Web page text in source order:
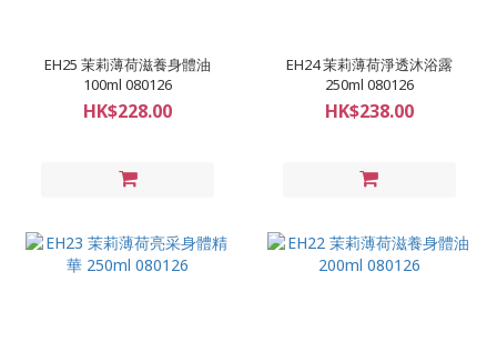
EH25 茉莉薄荷滋養身體油
100ml 080126
HK$228.00
EH24 茉莉薄荷淨透沐浴露
250ml 080126
HK$238.00